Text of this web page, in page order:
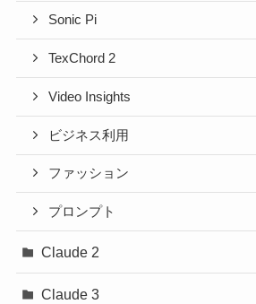
Sonic Pi
TexChord 2
Video Insights
ビジネス利用
ファッション
プロンプト
Claude 2
Claude 3